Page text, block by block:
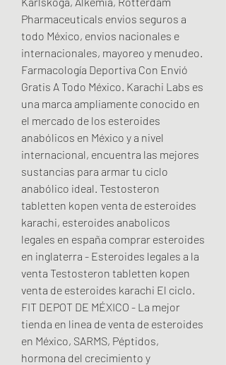
Pharmaceuticals envios seguros a
todo México, envios nacionales e
internacionales, mayoreo y menudeo.
Farmacología Deportiva Con Envió
Gratis A Todo México. Karachi Labs es
una marca ampliamente conocido en
el mercado de los esteroides
anabólicos en México y a nivel
internacional, encuentra las mejores
sustancias para armar tu ciclo
anabólico ideal. Testosteron
tabletten kopen venta de esteroides
karachi, esteroides anabolicos
legales en españa comprar esteroides
en inglaterra - Esteroides legales a la
venta Testosteron tabletten kopen
venta de esteroides karachi El ciclo.
FIT DEPOT DE MÉXICO - La mejor
tienda en linea de venta de esteroides
en México, SARMS, Péptidos,
hormona del crecimiento y